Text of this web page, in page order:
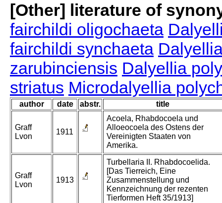
[Other] literature of
fairchildi oligochaeta
fairchildi synchaeta
zarubinciensis Dalyellia
striatus Microdalyellia
author date abstr. title
Graff
Lvon
1911
Acoela, Rhabdocoela und
Alloeocoela des Ostens der
Vereinigten Staaten von
Amerika.
Graff
Lvon
1913
Turbellaria II. Rhabdocoelida.
[Das Tierreich, Eine
Zusammenstellung und
Kennzeichnung der rezenten
Tierformen Heft 35/1913]